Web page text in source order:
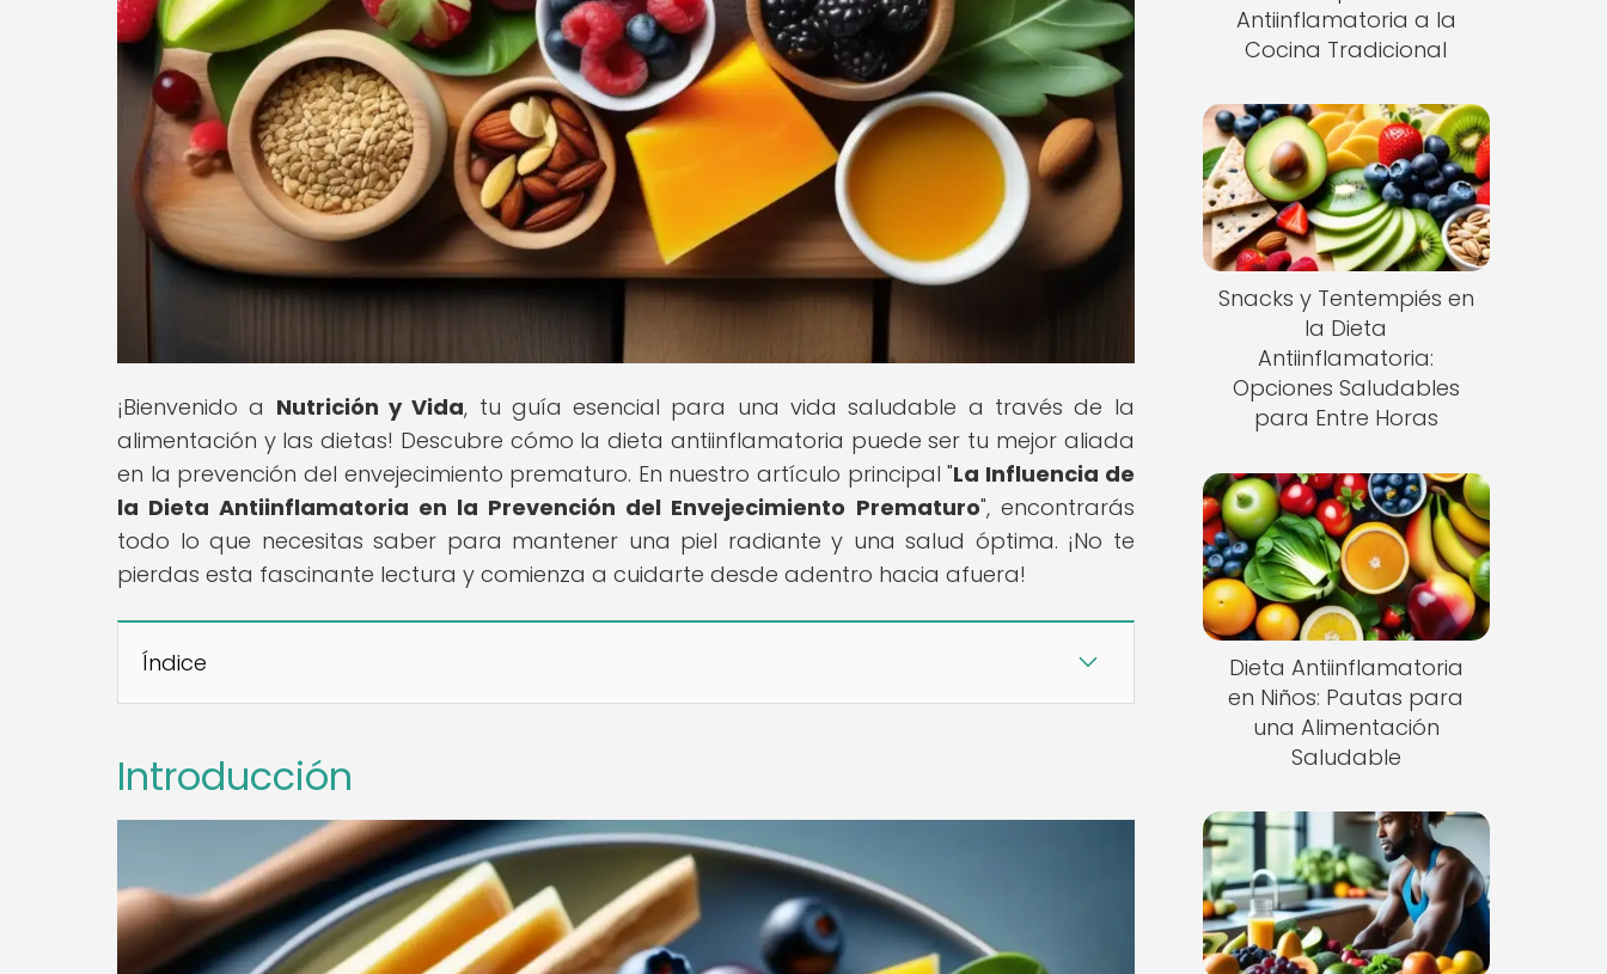
¡Bienvenido a Nutrición y Vida, tu guía esencial para una vida saludable a través de la
alimentación y las dietas! Descubre cómo la dieta antiinflamatoria puede ser tu mejor aliada
en la prevención del envejecimiento prematuro. En nuestro artículo principal "La Influencia de
la Dieta Antiinflamatoria en la Prevención del Envejecimiento Prematuro", encontrarás
todo lo que necesitas saber para mantener una piel radiante y una salud óptima. ¡No te
pierdas esta fascinante lectura y comienza a cuidarte desde adentro hacia afuera!
Índice
Introducción
Antiinflamatoria a la
Cocina Tradicional
Snacks y Tentempiés en
la Dieta
Antiinflamatoria:
Opciones Saludables
para Entre Horas
Dieta Antiinflamatoria
en Niños: Pautas para
una Alimentación
Saludable